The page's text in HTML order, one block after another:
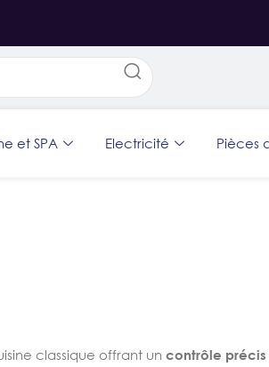
et SPA Electricité Pièces
classique offrant un contrôle précis